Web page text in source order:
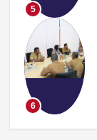
5
6